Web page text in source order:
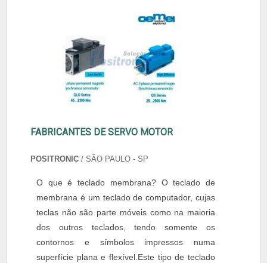
FABRICANTES DE SERVO MOTOR
POSITRONIC / SÃO PAULO - SP
O que é teclado membrana? O teclado de
membrana é um teclado de computador, cujas
teclas não são parte móveis como na maioria
dos outros teclados, tendo somente os
contornos e símbolos impressos numa
superfície plana e flexível.Este tipo de teclado